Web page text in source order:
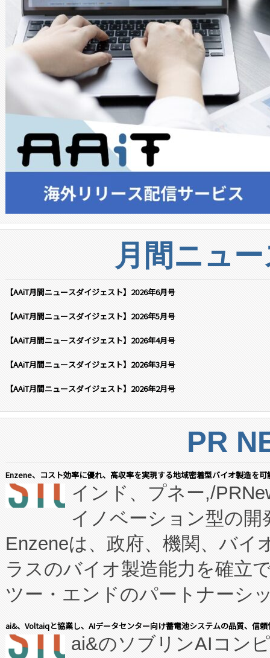
月間ニュ
【AAiT月間ニュースダイジェスト】2026年6月号
【AAiT月間ニュースダイジェスト】2026年5月号
【AAiT月間ニュースダイジェスト】2026年4月号
【AAiT月間ニュースダイジェスト】2026年3月号
【AAiT月間ニュースダイジェスト】2026年2月号
PR
Enzene、コスト効率に優れ、高収率を実現する地域密着型バイオ製造を
インド、プネー,/
イノベーション型の
Enzeneは、政府、機関、バイ
ラスのバイオ製造能力を確立
ツー・エンドのパートナーシ
表しました。 同社の実績ある
manufacturing™ (FCCM™) プ
ai&、Voltaiqと協業し、AIデータセンター向け蓄電池システムの品質、信
ai&のソブリンAIコン